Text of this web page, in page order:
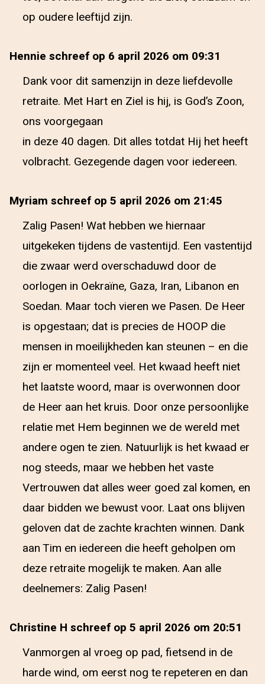
op oudere leeftijd zijn.
Hennie schreef op 6 april 2026 om 09:31
Dank voor dit samenzijn in deze liefdevolle
retraite. Met Hart en Ziel is hij, is God’s Zoon,
ons voorgegaan
in deze 40 dagen. Dit alles totdat Hij het heeft
volbracht. Gezegende dagen voor iedereen.
Myriam schreef op 5 april 2026 om 21:45
Zalig Pasen! Wat hebben we hiernaar
uitgekeken tijdens de vastentijd. Een vastentijd
die zwaar werd overschaduwd door de
oorlogen in Oekraïne, Gaza, Iran, Libanon en
Soedan. Maar toch vieren we Pasen. De Heer
is opgestaan; dat is precies de HOOP die
mensen in moeilijkheden kan steunen – en die
zijn er momenteel veel. Het kwaad heeft niet
het laatste woord, maar is overwonnen door
de Heer aan het kruis. Door onze persoonlijke
relatie met Hem beginnen we de wereld met
andere ogen te zien. Natuurlijk is het kwaad er
nog steeds, maar we hebben het vaste
Vertrouwen dat alles weer goed zal komen, en
daar bidden we bewust voor. Laat ons blijven
geloven dat de zachte krachten winnen. Dank
aan Tim en iedereen die heeft geholpen om
deze retraite mogelijk te maken. Aan alle
deelnemers: Zalig Pasen!
Christine H schreef op 5 april 2026 om 20:51
Vanmorgen al vroeg op pad, fietsend in de
harde wind, om eerst nog te repeteren en dan